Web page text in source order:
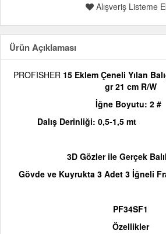
Alışveriş Listeme
Ürün Açıklaması
PROFISHER 15 Eklem Çeneli Yılan
gr 21 cm R/W
İğne Boyutu: 2 #
Dalış Derinliği: 0,5-1,5 mt
3D Gözler ile Gerçek
Gövde ve Kuyrukta 3 Adet 3 İğneli
PF34SF1
Özellikler